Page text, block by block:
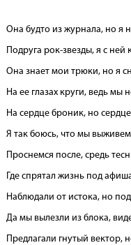
Она будто из журнала, но я
Подруга рок-звезды, я с
Она знает мои трюки, но я
На ее глазах круги, ведь мы
На сердце броник, но
Я так боюсь, что мы
Проснемся после, средь
Где спрятал жизнь под
Наблюдали от истока, но
Да мы вылезли из блока,
Предлагали гнутый вектор,